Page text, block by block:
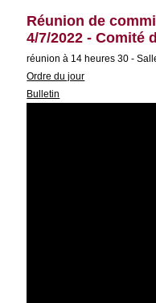
Réunion de
4/7/2022 - Comité
réunion à 14 heures 30 -
Ordre du jour
Bulletin